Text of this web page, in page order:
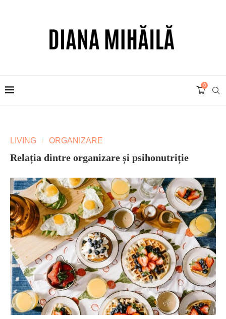
0
LIVING ORGANIZARE
Relația dintre organizare și psihonutriție